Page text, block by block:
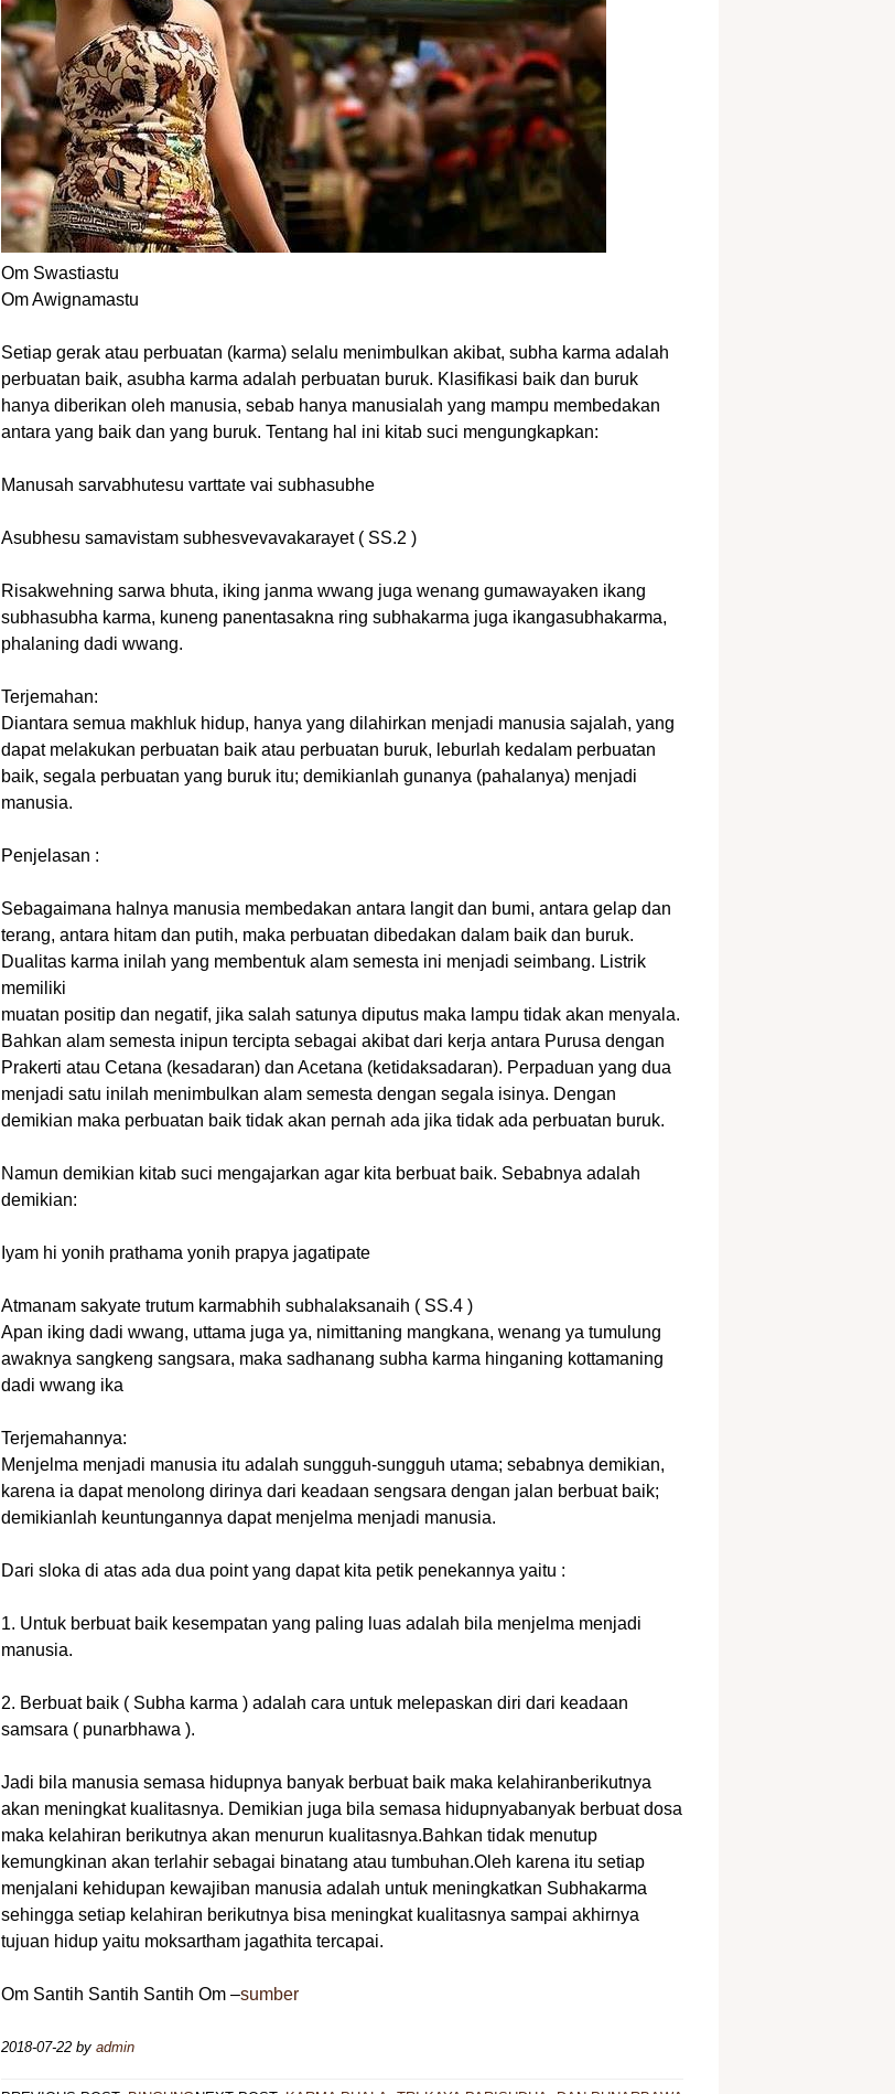
Om Swastiastu
Om Awignamastu
Setiap gerak atau perbuatan (karma) selalu menimbulkan akibat, subha karma adalah
perbuatan baik, asubha karma adalah perbuatan buruk. Klasifikasi baik dan buruk
hanya diberikan oleh manusia, sebab hanya manusialah yang mampu membedakan
antara yang baik dan yang buruk. Tentang hal ini kitab suci mengungkapkan:
Manusah sarvabhutesu varttate vai subhasubhe
Asubhesu samavistam subhesvevavakarayet ( SS.2 )
Risakwehning sarwa bhuta, iking janma wwang juga wenang gumawayaken ikang
subhasubha karma, kuneng panentasakna ring subhakarma juga ikangasubhakarma,
phalaning dadi wwang.
Terjemahan:
Diantara semua makhluk hidup, hanya yang dilahirkan menjadi manusia sajalah, yang
dapat melakukan perbuatan baik atau perbuatan buruk, leburlah kedalam perbuatan
baik, segala perbuatan yang buruk itu; demikianlah gunanya (pahalanya) menjadi
manusia.
Penjelasan :
Sebagaimana halnya manusia membedakan antara langit dan bumi, antara gelap dan
terang, antara hitam dan putih, maka perbuatan dibedakan dalam baik dan buruk.
Dualitas karma inilah yang membentuk alam semesta ini menjadi seimbang. Listrik
memiliki
muatan positip dan negatif, jika salah satunya diputus maka lampu tidak akan menyala.
Bahkan alam semesta inipun tercipta sebagai akibat dari kerja antara Purusa dengan
Prakerti atau Cetana (kesadaran) dan Acetana (ketidaksadaran). Perpaduan yang dua
menjadi satu inilah menimbulkan alam semesta dengan segala isinya. Dengan
demikian maka perbuatan baik tidak akan pernah ada jika tidak ada perbuatan buruk.
Namun demikian kitab suci mengajarkan agar kita berbuat baik. Sebabnya adalah
demikian:
Iyam hi yonih prathama yonih prapya jagatipate
Atmanam sakyate trutum karmabhih subhalaksanaih ( SS.4 )
Apan iking dadi wwang, uttama juga ya, nimittaning mangkana, wenang ya tumulung
awaknya sangkeng sangsara, maka sadhanang subha karma hinganing kottamaning
dadi wwang ika
Terjemahannya:
Menjelma menjadi manusia itu adalah sungguh-sungguh utama; sebabnya demikian,
karena ia dapat menolong dirinya dari keadaan sengsara dengan jalan berbuat baik;
demikianlah keuntungannya dapat menjelma menjadi manusia.
Dari sloka di atas ada dua point yang dapat kita petik penekannya yaitu :
1. Untuk berbuat baik kesempatan yang paling luas adalah bila menjelma menjadi
manusia.
2. Berbuat baik ( Subha karma ) adalah cara untuk melepaskan diri dari keadaan
samsara ( punarbhawa ).
Jadi bila manusia semasa hidupnya banyak berbuat baik maka kelahiranberikutnya
akan meningkat kualitasnya. Demikian juga bila semasa hidupnyabanyak berbuat dosa
maka kelahiran berikutnya akan menurun kualitasnya.Bahkan tidak menutup
kemungkinan akan terlahir sebagai binatang atau tumbuhan.Oleh karena itu setiap
menjalani kehidupan kewajiban manusia adalah untuk meningkatkan Subhakarma
sehingga setiap kelahiran berikutnya bisa meningkat kualitasnya sampai akhirnya
tujuan hidup yaitu moksartham jagathita tercapai.
Om Santih Santih Santih Om –sumber
2018-07-22 byadmin